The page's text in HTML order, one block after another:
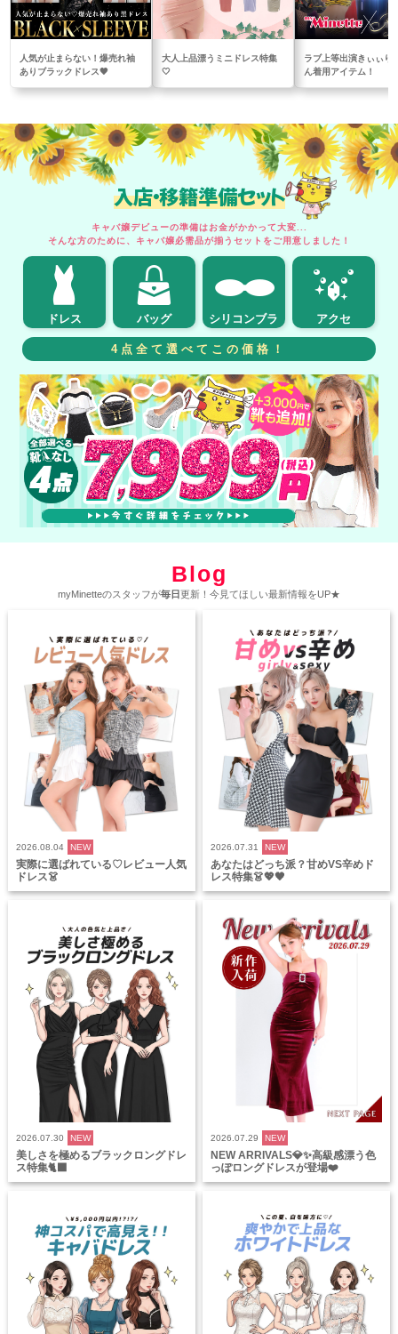
人気が止まらない！爆売れ袖
ありブラックドレス🖤
大人上品漂うミニドレス特集
🤍
ラブ上等出演きぃぃり
ん着用アイテム！
入店・移籍準備セット
キャバ嬢デビューの準備はお金がかかって大変...
そんな方のために、キャバ嬢必需品が揃うセットをご用意しました！
ドレス バッグ シリコンブラ アクセ
4点全て選べてこの価格！
Blog
myMinetteのスタッフが毎日更新！今見てほしい最新情報をUP★
2026.08.04 NEW
実際に選ばれている♡レビュー人気
ドレス👗
2026.07.31 NEW
あなたはどっち派？甘めVS辛めド
レス特集👗💖🖤
2026.07.30 NEW
美しさを極めるブラックロングドレ
ス特集🐈‍⬛
2026.07.29 NEW
NEW ARRIVALS💎✨高級感漂う色
っぽロングドレスが登場❤️